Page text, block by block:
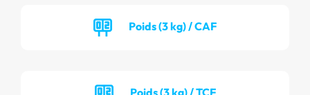
Poids (3 kg) / CAF
Poids (3 kg) / TCF